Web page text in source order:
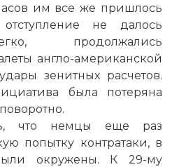
им все же пришлось
не далось
продолжались
англо-американской
зенитных расчетов.
была потеряна
что немцы еще раз
попытку контратаки, в
окружены. К 29-му